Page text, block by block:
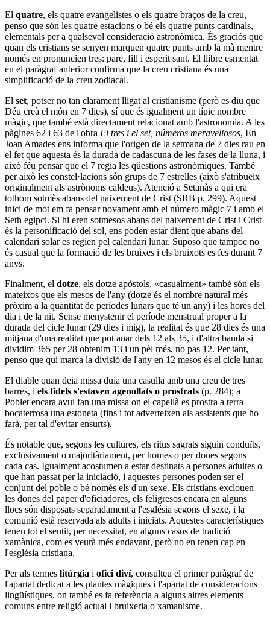
El quatre, els quatre evangelistes o els quatre braços de la creu,
penso que són les quatre estacions o bé els quatre punts cardinals,
elementals per a qualsevol consideració astronòmica. És graciós que
quan els cristians se senyen marquen quatre punts amb la mà mentre
només en pronuncien tres: pare, fill i esperit sant. El llibre esmentat
en el paràgraf anterior confirma que la creu cristiana és una
simplificació de la creu zodiacal.
El set, potser no tan clarament lligat al cristianisme (però es diu que
Déu creà el món en 7 dies), sí que és igualment un típic nombre
màgic, que també està directament relacionat amb l'astronomia. A les
pàgines 62 i 63 de l'obra El tres i el set, números meravellosos, En
Joan Amades ens informa que l'origen de la setmana de 7 dies rau en
el fet que aquesta és la durada de cadascuna de les fases de la lluna, i
això féu pensar que el 7 regia les qüestions astronòmiques. També
per això les constel·lacions són grups de 7 estrelles (això s'atribueix
originalment als astrònoms caldeus). Atenció a Setanàs a qui era
tothom sotmès abans del naixement de Crist (SRB p. 299). Aquest
inici de mot em fa pensar novament amb el número màgic 7 i amb el
Seth egipci. Si hi eren sotmesos abans del naixement de Crist i Crist
és la personificació del sol, ens poden estar dient que abans del
calendari solar es regien pel calendari lunar. Suposo que tampoc no
és casual que la formació de les bruixes i els bruixots es fes durant 7
anys.
Finalment, el dotze, els dotze apòstols, «casualment» també són els
mateixos que els mesos de l'any (dotze és el nombre natural més
pròxim a la quantitat de períodes lunars que té un any) i les hores del
dia i de la nit. Sense menystenir el període menstrual proper a la
durada del cicle lunar (29 dies i mig), la realitat és que 28 dies és una
mitjana d'una realitat que pot anar dels 12 als 35, i d'altra banda si
dividim 365 per 28 obtenim 13 i un pèl més, no pas 12. Per tant,
penso que qui marca la divisió de l'any en 12 mesos és el cicle lunar.
El diable quan deia missa duia una casulla amb una creu de tres
barres, i els fidels s'estaven agenollats o prostrats (p. 284); a
Poblet encara avui fan una missa on el capellà es prostra a terra
bocaterrosa una estoneta (fins i tot adverteixen als assistents que ho
farà, per tal d'evitar ensurts).
És notable que, segons les cultures, els ritus sagrats siguin conduïts,
exclusivament o majoritàriament, per homes o per dones segons
cada cas. Igualment acostumen a estar destinats a persones adultes o
que han passat per la iniciació, i aquestes persones poden ser el
conjunt del poble o bé només els d'un sexe. Els cristians exclouen
les dones del paper d'oficiadores, els feligresos encara en alguns
llocs són disposats separadament a l'església segons el sexe, i la
comunió està reservada als adults i iniciats. Aquestes característiques
tenen tot el sentit, per necessitat, en alguns casos de tradició
xamànica, com es veurà més endavant, però no en tenen cap en
l'església cristiana.
Per als termes litúrgia i ofici diví, consulteu el primer paràgraf de
l'apartat dedicat a les plantes màgiques i l'apartat de consideracions
lingüístiques, on també es fa referència a alguns altres elements
comuns entre religió actual i bruixeria o xamanisme.